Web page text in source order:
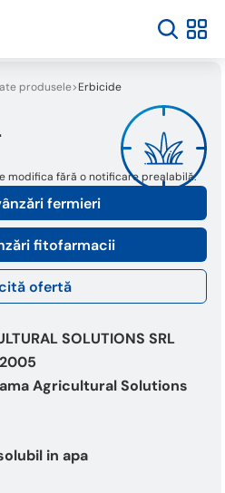
produsele Erbicide
fermieri
fitofarmacii
ofertă
modifica fără o notificare prealabilă.
SOLUTIONS SRL
Agricultural Solutions
in apa